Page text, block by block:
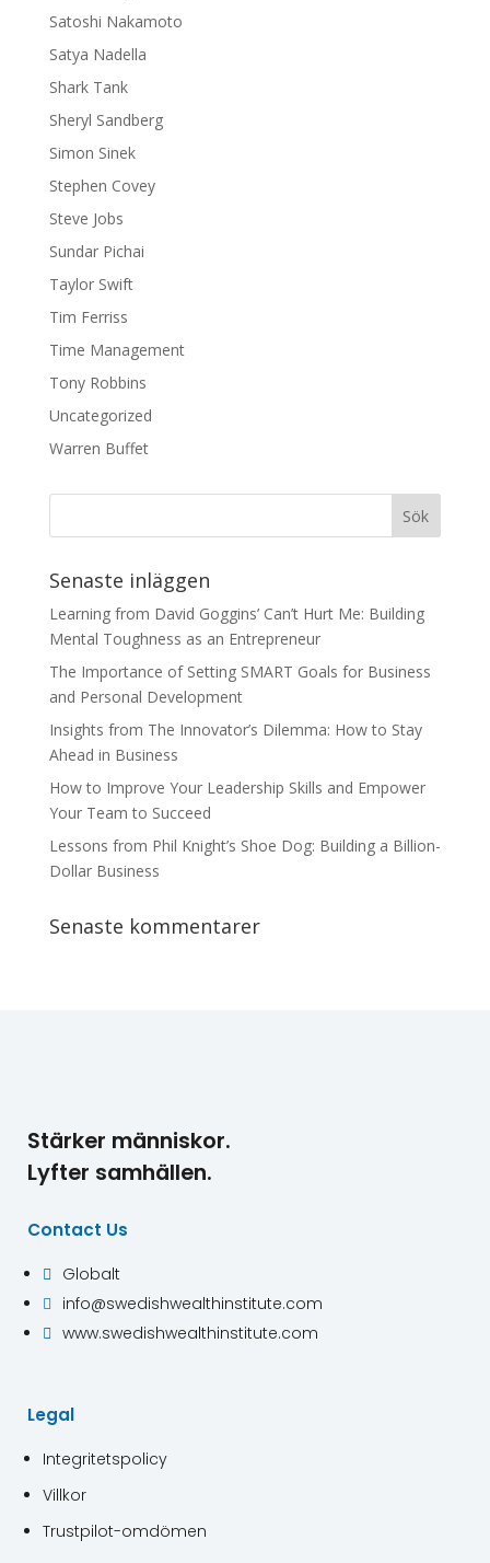
Satoshi Nakamoto
Satya Nadella
Shark Tank
Sheryl Sandberg
Simon Sinek
Stephen Covey
Steve Jobs
Sundar Pichai
Taylor Swift
Tim Ferriss
Time Management
Tony Robbins
Uncategorized
Warren Buffet
Senaste inläggen
Learning from David Goggins’ Can’t Hurt Me: Building
Mental Toughness as an Entrepreneur
The Importance of Setting SMART Goals for Business
and Personal Development
Insights from The Innovator’s Dilemma: How to Stay
Ahead in Business
How to Improve Your Leadership Skills and Empower
Your Team to Succeed
Lessons from Phil Knight’s Shoe Dog: Building a Billion-
Dollar Business
Senaste kommentarer
Stärker människor.
Lyfter samhällen.
Contact Us
 Globalt
 info@swedishwealthinstitute.com
 www.swedishwealthinstitute.com
Legal
Integritetspolicy
Villkor
Trustpilot-omdömen